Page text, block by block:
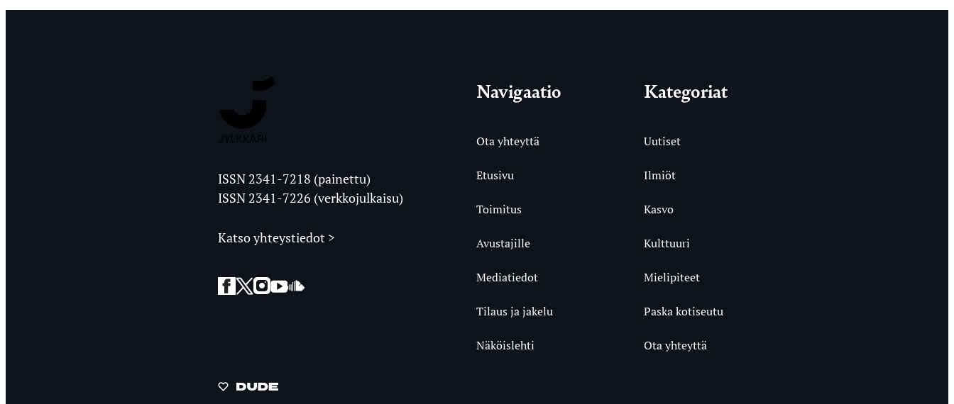
Ylioppilaslehti
ISSN 2341-7218 (painettu)
ISSN 2341-7226 (verkkojulkaisu)
Katso yhteystiedot >
Facebook
Twitter
Instagram
YouTubeSoundCloud
Navigaatio
Ota yhteyttä
Etusivu
Toimitus
Avustajille
Mediatiedot
Tilaus ja jakelu
Näköislehti
Kategoriat
Uutiset
Ilmiöt
Kasvo
Kulttuuri
Mielipiteet
Paska kotiseutu
Ota yhteyttä